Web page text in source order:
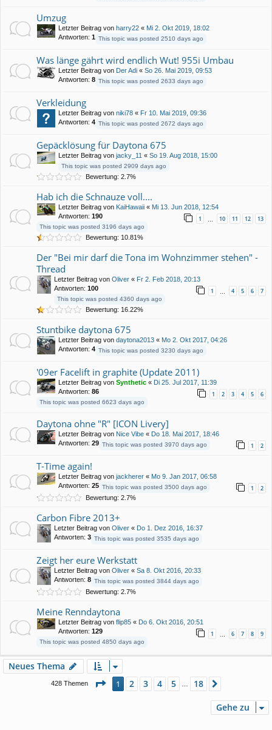
Umzug
Letzter Beitrag von harry22 « Mi 2. Okt 2019, 18:02
Antworten: 1 This topic was posted 2510 days ago
Was länge gährt wird endlich Wut! 955i Umbau
Letzter Beitrag von Der Adi « So 26. Mai 2019, 09:53
Antworten: 8 This topic was posted 2633 days ago
Verkleidung
Letzter Beitrag von niki78 « Fr 10. Mai 2019, 09:36
Antworten: 4 This topic was posted 2672 days ago
Gepäcklösung für Daytona 675
Letzter Beitrag von jacky_11 « So 19. Aug 2018, 15:00
This topic was posted 2909 days ago
Bewertung: 2.7%
Hab ich die Schnauze voll....
Letzter Beitrag von KaiHawaii « Mi 13. Jun 2018, 12:54
Antworten: 190 1 10 11 12 13
This topic was posted 3196 days ago
Bewertung: 10.81%
Der "Bei mir darf die Tona im Wohnzimmer stehen" -
Thread
Letzter Beitrag von Oliver « Fr 2. Feb 2018, 20:13
Antworten: 100 1 4 5 6 7
This topic was posted 4360 days ago
Bewertung: 16.22%
Stuntbike daytona 675
Letzter Beitrag von daytona2013 « Mo 2. Okt 2017, 04:26
Antworten: 4 This topic was posted 3230 days ago
'09er Facelift in graphite (Update 2011)
Letzter Beitrag von Synthetic « Di 25. Jul 2017, 11:39
Antworten: 86 1 2 3 4 5 6
This topic was posted 6623 days ago
Daytona ohne "R" [ICON Livery]
Letzter Beitrag von Nice Vibe « Do 18. Mai 2017, 18:46
Antworten: 29 1 2
This topic was posted 3970 days ago
T-Time again!
Letzter Beitrag von jackherer « Mo 9. Jan 2017, 06:58
Antworten: 25 1 2
This topic was posted 3500 days ago
Bewertung: 2.7%
Carbon Fibre 2013+
Letzter Beitrag von Oliver « Do 1. Dez 2016, 16:37
Antworten: 3 This topic was posted 3535 days ago
Zeigt her eure Werkstatt
Letzter Beitrag von Oliver « Sa 8. Okt 2016, 20:33
Antworten: 8 This topic was posted 3844 days ago
Bewertung: 2.7%
Meine Renndaytona
Letzter Beitrag von flip85 « Do 6. Okt 2016, 20:51
Antworten: 129 1 6 7 8 9
This topic was posted 4850 days ago
Neues Thema
428 Themen Seite 1 von 18
1 2 3 4 5 18
Gehe zu